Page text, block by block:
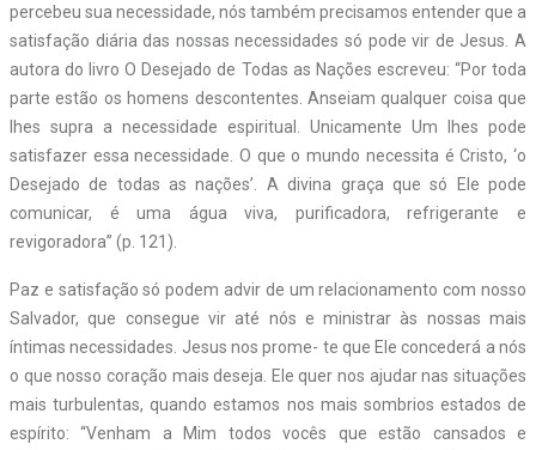
percebeu sua necessidade, nós também precisamos entender que a
satisfação diária das nossas necessidades só pode vir de Jesus. A
autora do livro O Desejado de Todas as Nações escreveu: “Por toda
parte estão os homens descontentes. Anseiam qualquer coisa que
lhes supra a necessidade espiritual. Unicamente Um lhes pode
satisfazer essa necessidade. O que o mundo necessita é Cristo, ‘o
Desejado de todas as nações’. A divina graça que só Ele pode
comunicar, é uma água viva, purificadora, refrigerante e
revigoradora” (p. 121).
Paz e satisfação só podem advir de um relacionamento com nosso
Salvador, que consegue vir até nós e ministrar às nossas mais
íntimas necessidades. Jesus nos prome- te que Ele concederá a nós
o que nosso coração mais deseja. Ele quer nos ajudar nas situações
mais turbulentas, quando estamos nos mais sombrios estados de
espírito: “Venham a Mim todos vocês que estão cansados e